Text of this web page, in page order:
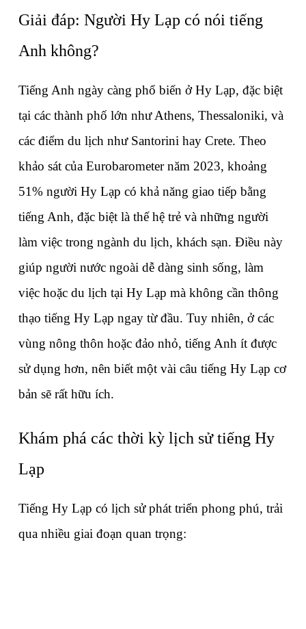
Giải đáp: Người Hy Lạp có nói tiếng
Anh không?
Tiếng Anh ngày càng phổ biến ở Hy Lạp, đặc biệt
tại các thành phố lớn như Athens, Thessaloniki, và
các điểm du lịch như Santorini hay Crete. Theo
khảo sát của Eurobarometer năm 2023, khoảng
51% người Hy Lạp có khả năng giao tiếp bằng
tiếng Anh, đặc biệt là thế hệ trẻ và những người
làm việc trong ngành du lịch, khách sạn. Điều này
giúp người nước ngoài dễ dàng sinh sống, làm
việc hoặc du lịch tại Hy Lạp mà không cần thông
thạo tiếng Hy Lạp ngay từ đầu. Tuy nhiên, ở các
vùng nông thôn hoặc đảo nhỏ, tiếng Anh ít được
sử dụng hơn, nên biết một vài câu tiếng Hy Lạp cơ
bản sẽ rất hữu ích.
Khám phá các thời kỳ lịch sử tiếng Hy
Lạp
Tiếng Hy Lạp có lịch sử phát triển phong phú, trải
qua nhiều giai đoạn quan trọng: